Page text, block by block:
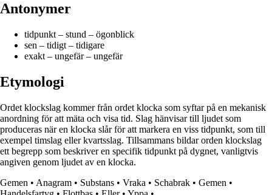
Antonymer
tidpunkt – stund – ögonblick
sen – tidigt – tidigare
exakt – ungefär – ungefär
Etymologi
Ordet klockslag kommer från ordet klocka som syftar på en mekanisk
anordning för att mäta och visa tid. Slag hänvisar till ljudet som
produceras när en klocka slår för att markera en viss tidpunkt, som till
exempel timslag eller kvartsslag. Tillsammans bildar orden klockslag
ett begrepp som beskriver en specifik tidpunkt på dygnet, vanligtvis
angiven genom ljudet av en klocka.
Gemen • Anagram • Substans • Vraka • Schabrak • Gemen •